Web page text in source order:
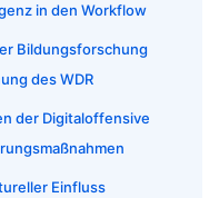
in den Workflow
Bildungsforschung
des WDR
der Digitaloffensive
Einfluss